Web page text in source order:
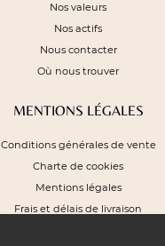
Nos valeurs
Nos actifs
Nous contacter
Où nous trouver
MENTIONS LÉGALES
Conditions générales de vente
Charte de cookies
Mentions légales
Frais et délais de livraison